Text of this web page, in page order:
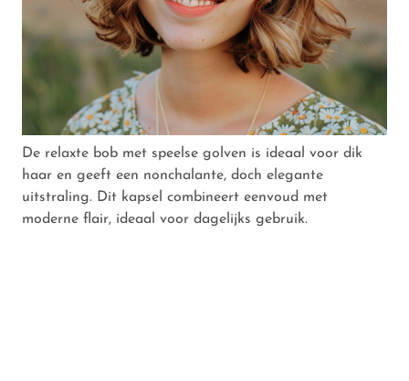
De relaxte bob met speelse golven is ideaal voor dik
haar en geeft een nonchalante, doch elegante
uitstraling. Dit kapsel combineert eenvoud met
moderne flair, ideaal voor dagelijks gebruik.